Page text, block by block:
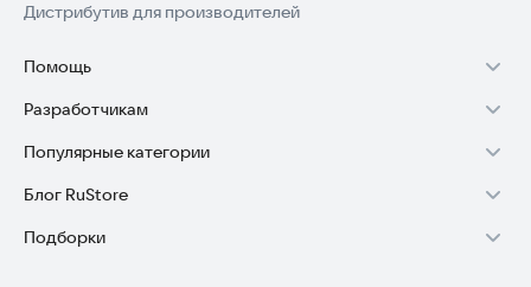
Дистрибутив для производителей
Помощь
Установка RuStore на TV
Установка RuStore на телефон
Установка RuStore в машину
Помощь пользователям RuStore
Разработчикам
Зарабатывать с RuStore
Стать разработчиком
Доступ к RuStore Консоль
Популярные категории
Игры для Android
Приложения банков
Блог RuStore
Обзоры игр для Android 2025
Подборки